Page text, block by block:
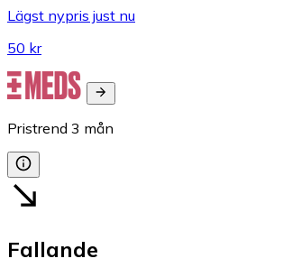
Lägst nypris just nu
50 kr
Pristrend 3 mån
Fallande